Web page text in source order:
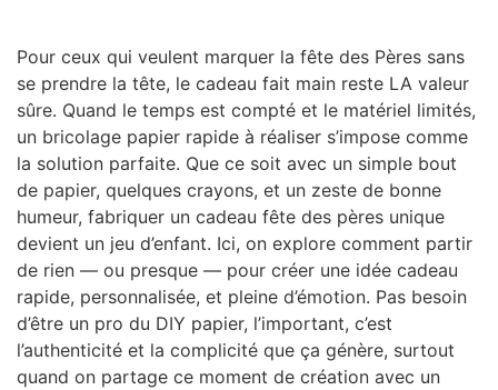
Pour ceux qui veulent marquer la fête des Pères sans
se prendre la tête, le cadeau fait main reste LA valeur
sûre. Quand le temps est compté et le matériel limités,
un bricolage papier rapide à réaliser s’impose comme
la solution parfaite. Que ce soit avec un simple bout
de papier, quelques crayons, et un zeste de bonne
humeur, fabriquer un cadeau fête des pères unique
devient un jeu d’enfant. Ici, on explore comment partir
de rien — ou presque — pour créer une idée cadeau
rapide, personnalisée, et pleine d’émotion. Pas besoin
d’être un pro du DIY papier, l’important, c’est
l’authenticité et la complicité que ça génère, surtout
quand on partage ce moment de création avec un